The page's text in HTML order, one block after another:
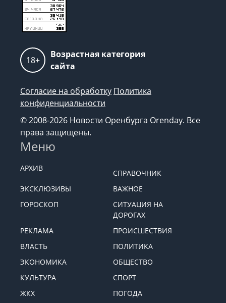
18+
Возрастная категория
сайта
Согласие на обработку Политика
конфиденциальности
© 2008-2026 Новости Оренбурга Orenday. Все
права защищены.
Меню
АРХИВ
СПРАВОЧНИК
ЭКСКЛЮЗИВЫ
ВАЖНОЕ
ГОРОСКОП
СИТУАЦИЯ НА
ДОРОГАХ
РЕКЛАМА
ПРОИСШЕСТВИЯ
ВЛАСТЬ
ПОЛИТИКА
ЭКОНОМИКА
ОБЩЕСТВО
КУЛЬТУРА
СПОРТ
ЖКХ
ПОГОДА